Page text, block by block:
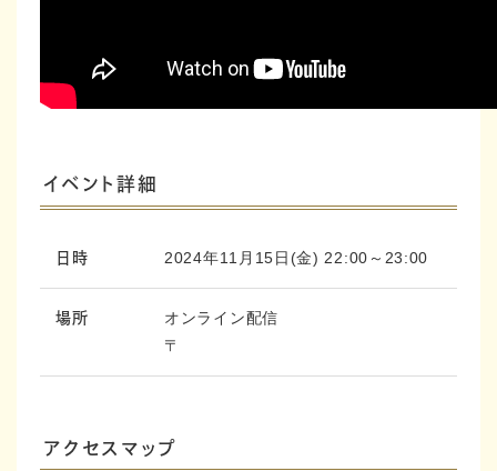
イベント詳細
日時 2024年11月15日(金) 22:00～23:00
場所
オンライン配信
〒
アクセスマップ